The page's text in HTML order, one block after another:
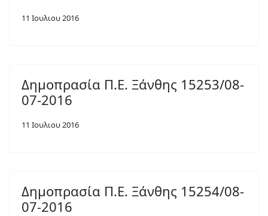
11 Ιουλιου 2016
Δημοπρασία Π.Ε. Ξάνθης 15253/08-
07-2016
11 Ιουλιου 2016
Δημοπρασία Π.Ε. Ξάνθης 15254/08-
07-2016